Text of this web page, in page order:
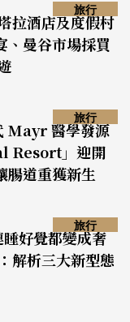
拉酒店及度假村
、曼谷市場採買
旅行
Mayr 醫學發源
Resort」迎開
腸道重獲新生
旅行
好覺都變成奢
解析三大新型態
旅行